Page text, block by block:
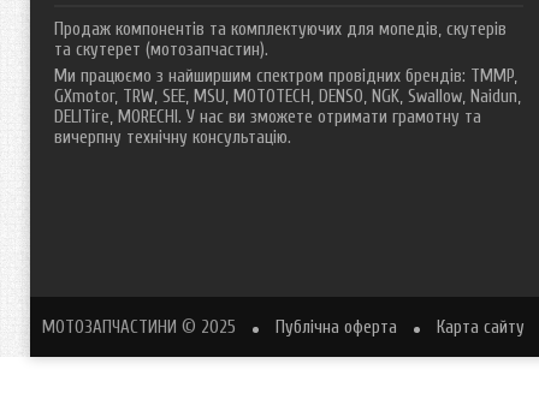
Продаж компонентів та комплектуючих для мопедів, скутерів
та скутерет (мотозапчастин).
Ми працюємо з найширшим спектром провідних брендів: TMMP,
GXmotor, TRW, SEE, MSU, MOTOTECH, DENSO, NGK, Swallow, Naidun,
DELITire, MORECHI. У нас ви зможете отримати грамотну та
вичерпну технічну консультацію.
МОТОЗАПЧАСТИНИ © 2025 Публічна оферта Карта сайту